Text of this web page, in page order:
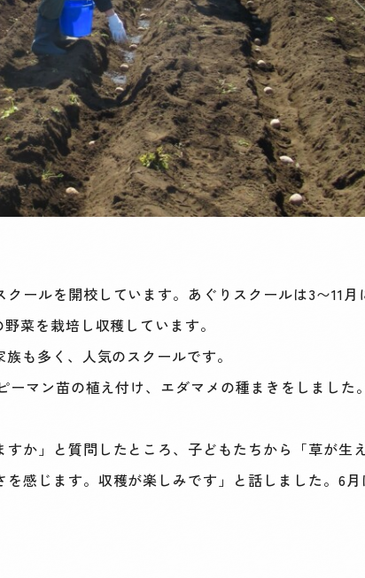
ールを開校しています。あぐりスクールは3〜11月
菜を栽培し収穫しています。
も多く、人気のスクールです。
マン苗の植え付け、エダマメの種まきをしました
か」と質問したところ、子どもたちから「草が生
感じます。収穫が楽しみです」と話しました。6